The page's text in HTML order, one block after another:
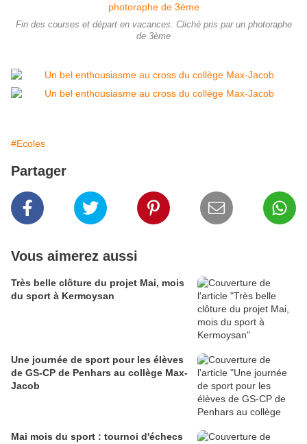
Fin des courses et départ en vacances. Cliché pris par un photoraphe
de 3ème
#Ecoles
Partager
Vous aimerez aussi
Très belle clôture du projet Mai, mois
du sport à Kermoysan
Une journée de sport pour les élèves
de GS-CP de Penhars au collège Max-
Jacob
Mai mois du sport : tournoi d'échecs